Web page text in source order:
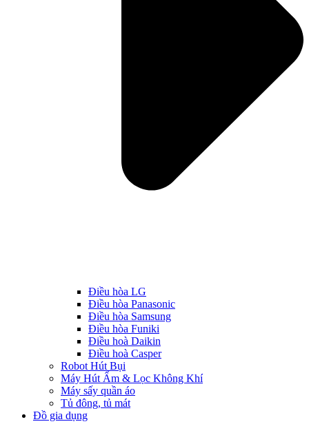
Điều hòa LG
Điều hòa Panasonic
Điều hòa Samsung
Điều hòa Funiki
Điều hoà Daikin
Điều hoà Casper
Robot Hút Bụi
Máy Hút Ẩm & Lọc Không Khí
Máy sấy quần áo
Tủ đông, tủ mát
Đồ gia dụng